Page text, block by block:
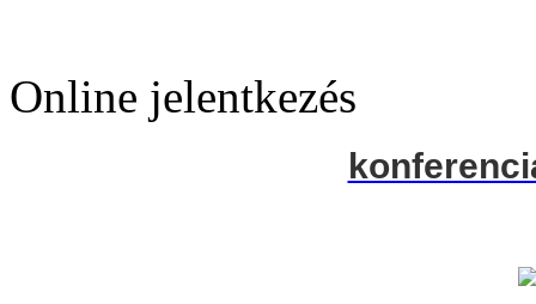
Online jelentkezés